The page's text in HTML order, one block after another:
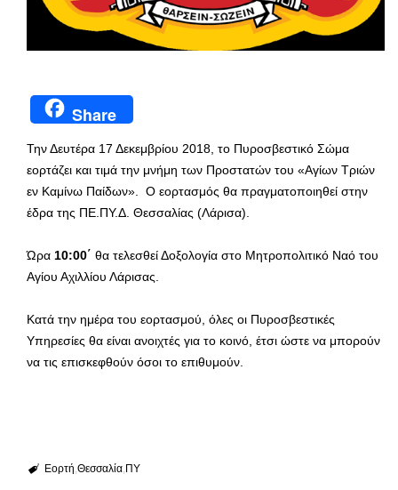
Share
Την Δευτέρα 17 Δεκεμβρίου 2018, το Πυροσβεστικό Σώμα
εορτάζει και τιμά την μνήμη των Προστατών του «Αγίων Τριών
εν Καμίνω Παίδων». Ο εορτασμός θα πραγματοποιηθεί στην
έδρα της ΠΕ.ΠΥ.Δ. Θεσσαλίας (Λάρισα).
Ώρα 10:00΄ θα τελεσθεί Δοξολογία στο Μητροπολιτικό Ναό του
Αγίου Αχιλλίου Λάρισας.
Κατά την ημέρα του εορτασμού, όλες οι Πυροσβεστικές
Υπηρεσίες θα είναι ανοιχτές για το κοινό, έτσι ώστε να μπορούν
να τις επισκεφθούν όσοι το επιθυμούν.
Εορτή Θεσσαλία ΠΥ